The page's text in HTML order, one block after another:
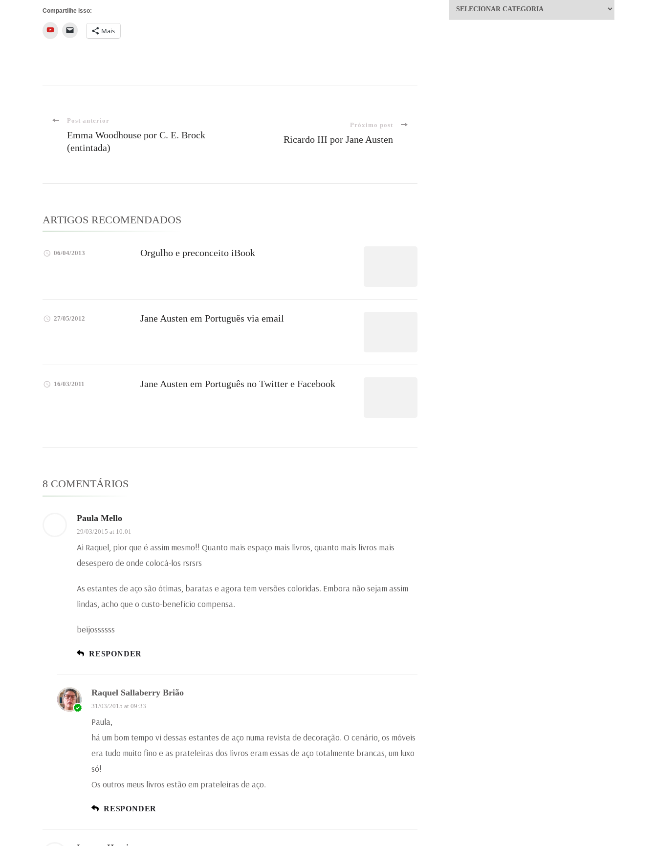
Compartilhe isso:
YouTube Mais
Navegação
Post anterior
Emma Woodhouse por C. E. Brock
(entintada)
Próximo post
Ricardo III por Jane Austen
ARTIGOS RECOMENDADOS
06/04/2013 Orgulho e preconceito iBook
27/05/2012 Jane Austen em Português via email
16/03/2011 Jane Austen em Português no Twitter e Facebook
8 COMENTÁRIOS
Paula Mello
29/03/2015 at 10:01
Ai Raquel, pior que é assim mesmo!! Quanto mais espaço mais livros, quanto mais livros mais
desespero de onde colocá-los rsrsrs
As estantes de aço são ótimas, baratas e agora tem versões coloridas. Embora não sejam assim
lindas, acho que o custo-benefício compensa.
beijossssss
RESPONDER
Raquel Sallaberry Brião
31/03/2015 at 09:33
Paula,
há um bom tempo vi dessas estantes de aço numa revista de decoração. O cenário, os móveis
era tudo muito fino e as prateleiras dos livros eram essas de aço totalmente brancas, um luxo
só!
Os outros meus livros estão em prateleiras de aço.
RESPONDER